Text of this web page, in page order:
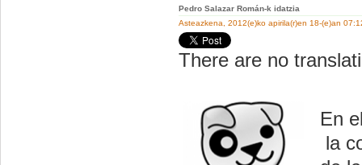
Pedro Salazar Román-k idatzia
Asteazkena, 2012(e)ko apirila(r)en 18-(e)an
There are no
En
la